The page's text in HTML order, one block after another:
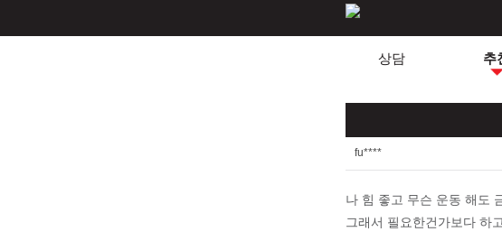
상담 추
fu****
나 힘 좋고 무슨 운동 해도
그래서 필요한건가보다 하